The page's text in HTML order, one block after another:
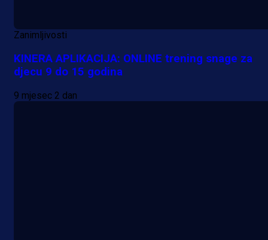
Zanimljivosti
KINERA APLIKACIJA: ONLINE trening snage za
djecu 9 do 15 godina
9 mjesec 2 dan